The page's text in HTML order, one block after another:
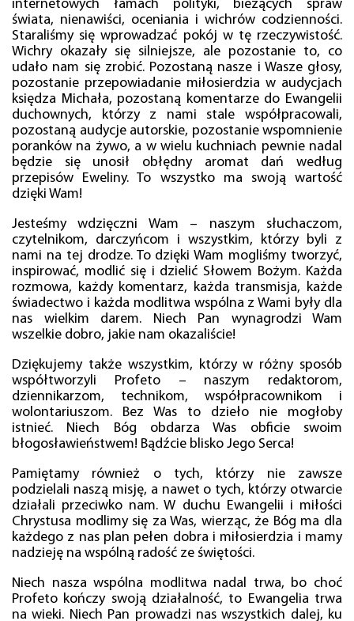
internetowych łamach polityki, bieżących spraw
świata, nienawiści, oceniania i wichrów codzienności.
Staraliśmy się wprowadzać pokój w tę rzeczywistość.
Wichry okazały się silniejsze, ale pozostanie to, co
udało nam się zrobić. Pozostaną nasze i Wasze głosy,
pozostanie przepowiadanie miłosierdzia w audycjach
księdza Michała, pozostaną komentarze do Ewangelii
duchownych, którzy z nami stale współpracowali,
pozostaną audycje autorskie, pozostanie wspomnienie
poranków na żywo, a w wielu kuchniach pewnie nadal
będzie się unosił obłędny aromat dań według
przepisów Eweliny. To wszystko ma swoją wartość
dzięki Wam!
Jesteśmy wdzięczni Wam – naszym słuchaczom,
czytelnikom, darczyńcom i wszystkim, którzy byli z
nami na tej drodze. To dzięki Wam mogliśmy tworzyć,
inspirować, modlić się i dzielić Słowem Bożym. Każda
rozmowa, każdy komentarz, każda transmisja, każde
świadectwo i każda modlitwa wspólna z Wami były dla
nas wielkim darem. Niech Pan wynagrodzi Wam
wszelkie dobro, jakie nam okazaliście!
Dziękujemy także wszystkim, którzy w różny sposób
współtworzyli Profeto – naszym redaktorom,
dziennikarzom, technikom, współpracownikom i
wolontariuszom. Bez Was to dzieło nie mogłoby
istnieć. Niech Bóg obdarza Was obficie swoim
błogosławieństwem! Bądźcie blisko Jego Serca!
Pamiętamy również o tych, którzy nie zawsze
podzielali naszą misję, a nawet o tych, którzy otwarcie
działali przeciwko nam. W duchu Ewangelii i miłości
Chrystusa modlimy się za Was, wierząc, że Bóg ma dla
każdego z nas plan pełen dobra i miłosierdzia i mamy
nadzieję na wspólną radość ze świętości.
Niech nasza wspólna modlitwa nadal trwa, bo choć
Profeto kończy swoją działalność, to Ewangelia trwa
na wieki. Niech Pan prowadzi nas wszystkich dalej, ku